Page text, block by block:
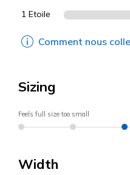
1 Etoile
Comment nous
Sizing
Feels full size too small
Width